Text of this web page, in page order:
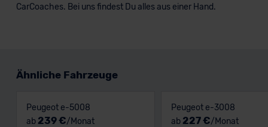
CarCoaches. Bei uns findest Du alles aus einer Hand.
Ähnliche Fahrzeuge
Peugeot e-5008
ab 239 €/Monat
Peugeot e-3008
ab 227 €/Monat